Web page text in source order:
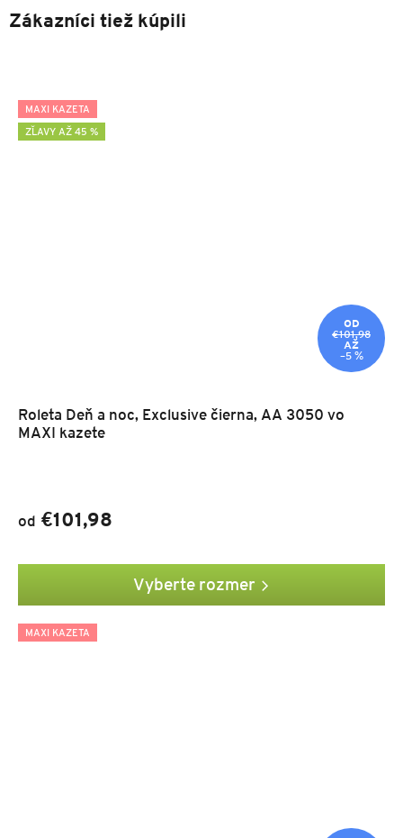
Zákazníci tiež kúpili
MAXI KAZETA
ZĽAVY AŽ 45 %
OD
€101,98
AŽ
–5 %
Roleta Deň a noc, Exclusive čierna, AA 3050 vo
MAXI kazete
od €101,98
Vyberte rozmer
MAXI KAZETA